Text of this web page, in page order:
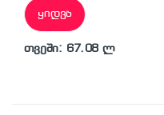
ყიდვა
თვეში: 67.08 ლ